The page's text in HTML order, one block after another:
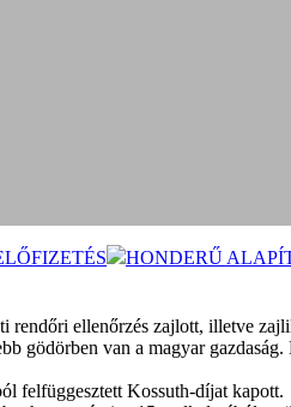
HONDERŰ
rendőri ellenőrzés zajlott, illetve
gödörben van a magyar
felfüggesztett Kossuth-díjat kapott.